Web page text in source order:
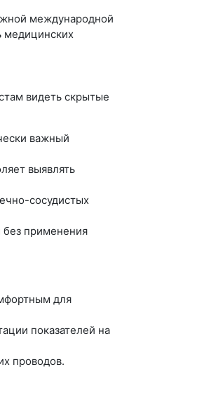
международной
медицинских
видеть скрытые
важный
выявлять
сосудистых
без применения
для
показателей на
проводов.